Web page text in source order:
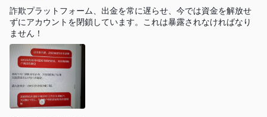
額を返還し、資金の引き出しを許可してください。
詐欺プラットフォーム、出金を常に遅らせ、今では資金を解放せ
ずにアカウントを閉鎖しています。これは暴露されなければなり
ません！